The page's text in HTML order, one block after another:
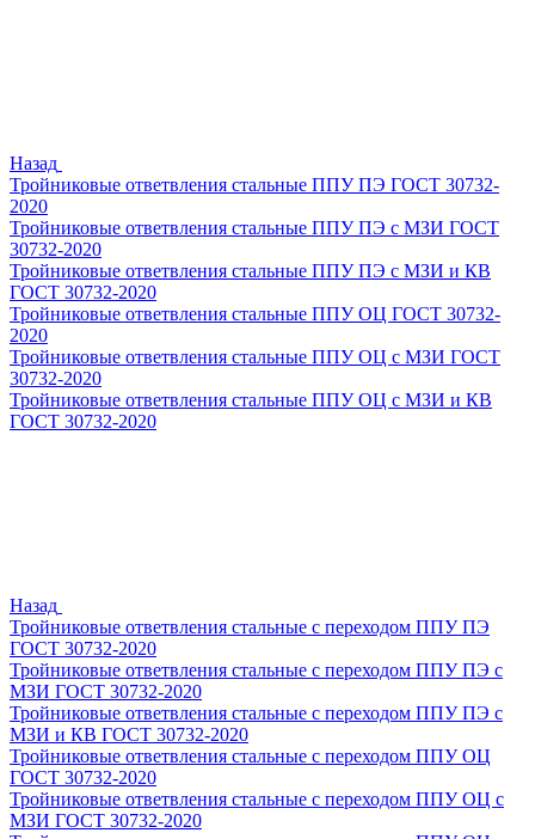
Назад
Тройниковые ответвления стальные ППУ ПЭ ГОСТ 30732-
2020
Тройниковые ответвления стальные ППУ ПЭ с МЗИ ГОСТ
30732-2020
Тройниковые ответвления стальные ППУ ПЭ с МЗИ и КВ
ГОСТ 30732-2020
Тройниковые ответвления стальные ППУ ОЦ ГОСТ 30732-
2020
Тройниковые ответвления стальные ППУ ОЦ с МЗИ ГОСТ
30732-2020
Тройниковые ответвления стальные ППУ ОЦ с МЗИ и КВ
ГОСТ 30732-2020
Назад
Тройниковые ответвления стальные с переходом ППУ ПЭ
ГОСТ 30732-2020
Тройниковые ответвления стальные с переходом ППУ ПЭ с
МЗИ ГОСТ 30732-2020
Тройниковые ответвления стальные с переходом ППУ ПЭ с
МЗИ и КВ ГОСТ 30732-2020
Тройниковые ответвления стальные с переходом ППУ ОЦ
ГОСТ 30732-2020
Тройниковые ответвления стальные с переходом ППУ ОЦ с
МЗИ ГОСТ 30732-2020